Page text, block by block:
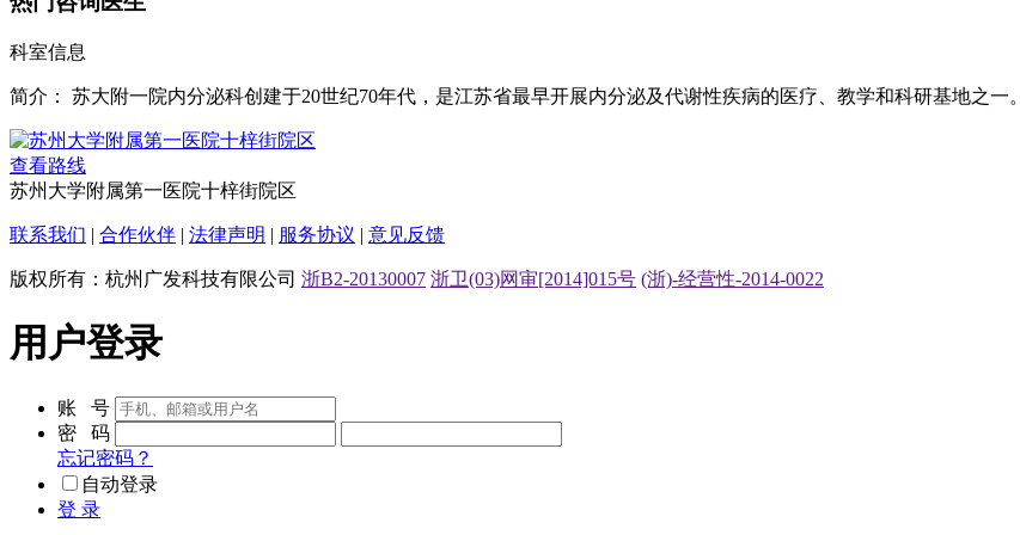
科室信息
简介： 苏大附一院内分泌科创建于20世纪70年代，是江苏省最早开展内分泌及代谢性疾病的医疗、教学和科研基地之一。
查看路线
苏州大学附属第一医院十梓街院区
联系我们 | 合作伙伴 | 法律声明 | 服务协议 | 意见反馈
版权所有：杭州广发科技有限公司 浙B2-20130007 浙卫(03)网审[2014]015号 (浙)-经营性-2014-0022
用户登录
账 号
密 码
忘记密码？
自动登录
登 录